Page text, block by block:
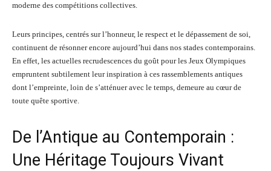
moderne des compétitions collectives.
Leurs principes, centrés sur l’honneur, le respect et le dépassement de soi,
continuent de résonner encore aujourd’hui dans nos stades contemporains.
En effet, les actuelles recrudescences du goût pour les Jeux Olympiques
empruntent subtilement leur inspiration à ces rassemblements antiques
dont l’empreinte, loin de s’atténuer avec le temps, demeure au cœur de
toute quête sportive.
De l’Antique au Contemporain :
Une Héritage Toujours Vivant